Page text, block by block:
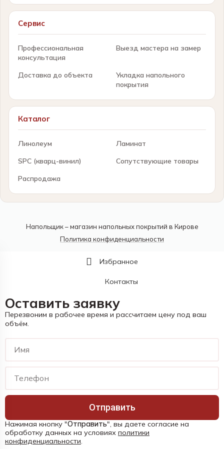
Сервис
Профессиональная
консультация
Выезд мастера на замер
Доставка до объекта
Укладка напольного
покрытия
Каталог
Линолеум
Ламинат
SPC (кварц-винил)
Сопутствующие товары
Распродажа
Напольщик – магазин напольных покрытий в Кирове
Политика конфиденциальности
Избранное
Контакты
Оставить заявку
Перезвоним в рабочее время и рассчитаем цену под ваш
объём.
Отправить
Нажимая кнопку "Отправить", вы даете согласие на
обработку данных на условиях политики
конфиденциальности.